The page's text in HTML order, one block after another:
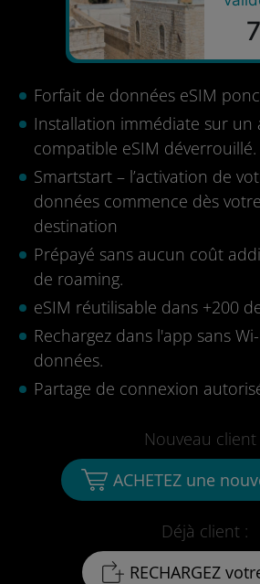
Forfait de données eSIM
Installation immédiate sur un
compatible eSIM déverrouillé.
Smartstart – l’activation de
données commence dès
destination
Prépayé sans aucun coût
de roaming.
eSIM réutilisable dans +200
Rechargez dans l'app sans
données.
Partage de connexion
Déjà client :
RECHARGEZ
Nouveau client
ACHETEZ une